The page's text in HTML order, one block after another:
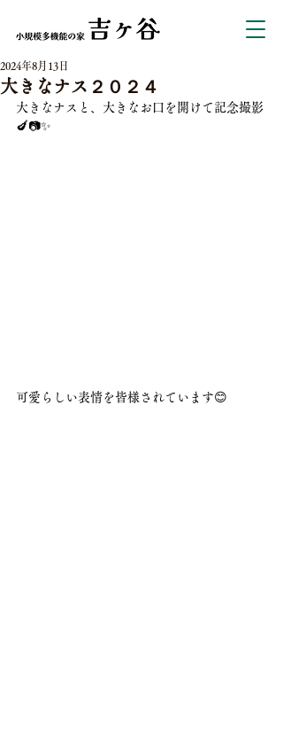
大きなナス２０２４
2024年8月13日
大きなナスと、大きなお口を開けて記念撮影
🍆📷✨
可愛らしい表情を皆様されています😊